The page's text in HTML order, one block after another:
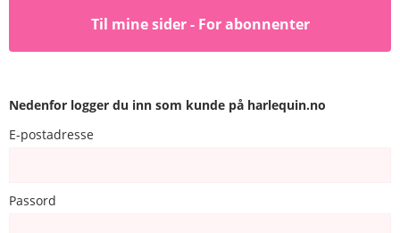
Til mine sider - For abonnenter
Nedenfor logger du inn som kunde på harlequin.no
E-postadresse
Passord